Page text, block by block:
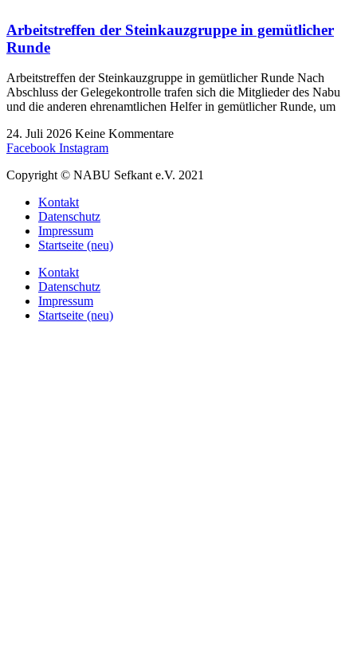
Arbeitstreffen der Steinkauzgruppe in gemütlicher
Runde
Arbeitstreffen der Steinkauzgruppe in gemütlicher Runde Nach
Abschluss der Gelegekontrolle trafen sich die Mitglieder des Nabu
und die anderen ehrenamtlichen Helfer in gemütlicher Runde, um
24. Juli 2026 Keine Kommentare
Facebook Instagram
Copyright © NABU Sefkant e.V. 2021
Kontakt
Datenschutz
Impressum
Startseite (neu)
Kontakt
Datenschutz
Impressum
Startseite (neu)